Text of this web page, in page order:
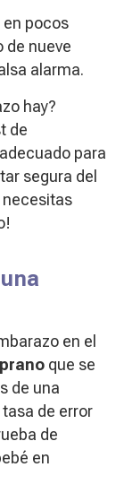
en pocos
de nueve
alarma.
hay?
de
para
segura del
necesitas
en el
que se
de una
de error
de
en